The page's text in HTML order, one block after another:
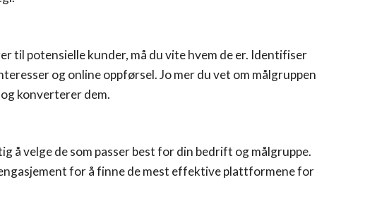
til potensielle kunder, må du vite hvem de er. Identifiser
og online oppførsel. Jo mer du vet om målgruppen
konverterer dem.
velge de som passer best for din bedrift og målgruppe.
for å finne de mest effektive plattformene for